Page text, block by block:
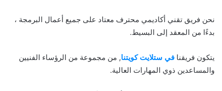
نحن فريق تقني أكاديمي محترف معتاد على جميع أعمال البرمجة ،
بدءًا من المعقد إلى البسيط.
يتكون فريقنا في ستلايت كويتنا, من مجموعة من الرؤساء الفنيين
والمساعدين ذوي المهارات العالية.